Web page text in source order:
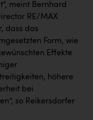
meint Bernhard
RE/MAX
dass das
Form, wie
Effekte
höhere
bei
so Reikersdorfer